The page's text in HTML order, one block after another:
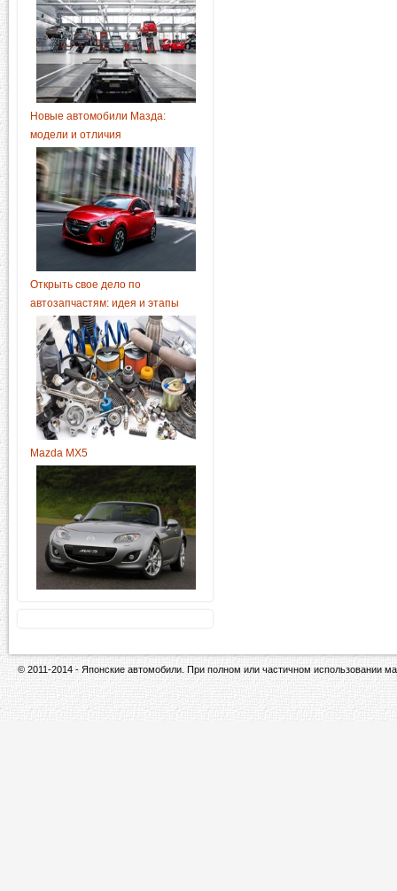
Новые автомобили Мазда:
модели и отличия
Открыть свое дело по
автозапчастям: идея и этапы
Mazda MX5
© 2011-2014 - Японские автомобили. При полном или частичном использовании